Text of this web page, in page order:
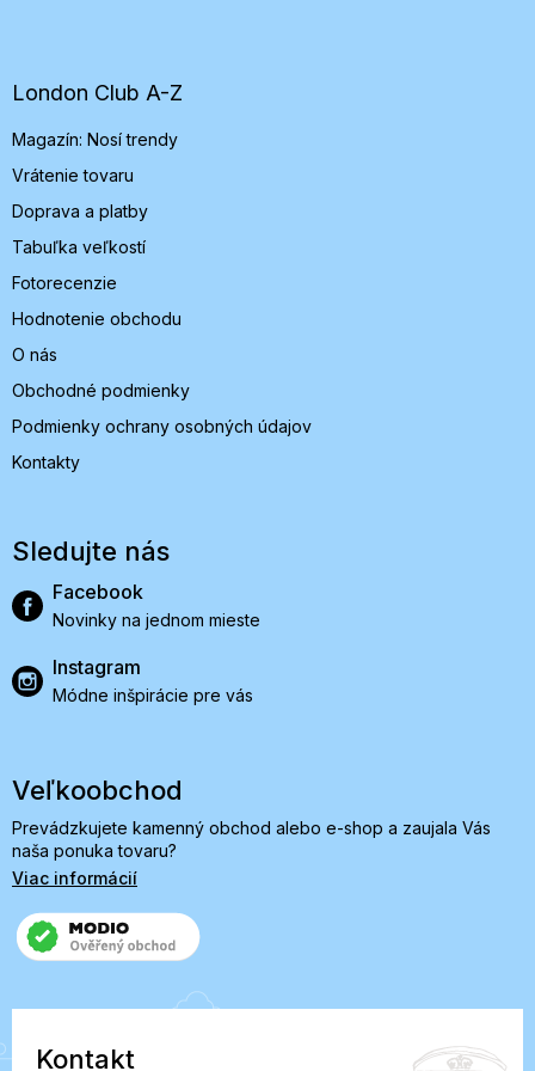
e
London Club A-Z
Magazín: Nosí trendy
Vrátenie tovaru
Doprava a platby
Tabuľka veľkostí
Fotorecenzie
Hodnotenie obchodu
O nás
Obchodné podmienky
Podmienky ochrany osobných údajov
Kontakty
Sledujte nás
Facebook
Novinky na jednom mieste
Instagram
Módne inšpirácie pre vás
Veľkoobchod
Prevádzkujete kamenný obchod alebo e-shop a zaujala Vás
naša ponuka tovaru?
Viac informácií
Kontakt